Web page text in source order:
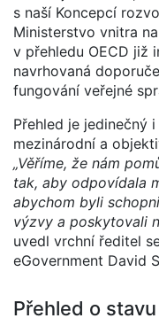
s naší Koncepcí
Ministerstvo vnitra
v přehledu OECD již
navrhovaná
fungování veřejné
Přehled je jedinečný
mezinárodní a
„Věříme, že nám
tak, aby odpovídala
abychom byli
výzvy a poskytovali
uvedl vrchní ředitel
eGovernment David
Přehled o